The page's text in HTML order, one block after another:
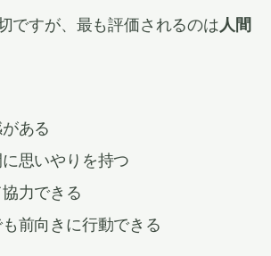
ですが、最も評価されるのは人間
ある
思いやりを持つ
力できる
前向きに行動できる